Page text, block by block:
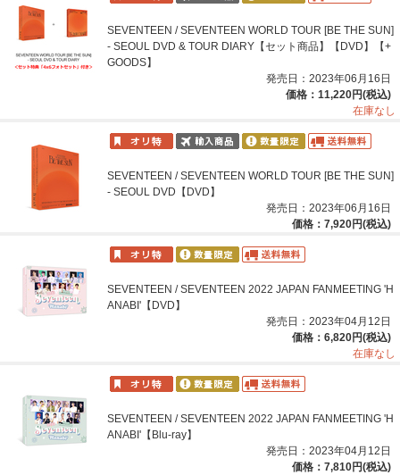
SEVENTEEN / SEVENTEEN WORLD TOUR [BE THE SUN]
- SEOUL DVD & TOUR DIARY【セット商品】【DVD】【+
GOODS】
発売日：2023年06月16日
価格：11,220円(税込)
在庫なし
SEVENTEEN / SEVENTEEN WORLD TOUR [BE THE SUN]
- SEOUL DVD【DVD】
発売日：2023年06月16日
価格：7,920円(税込)
SEVENTEEN / SEVENTEEN 2022 JAPAN FANMEETING 'H
ANABI'【DVD】
発売日：2023年04月12日
価格：6,820円(税込)
在庫なし
SEVENTEEN / SEVENTEEN 2022 JAPAN FANMEETING 'H
ANABI'【Blu-ray】
発売日：2023年04月12日
価格：7,810円(税込)